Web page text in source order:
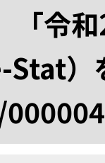
「令
Stat）